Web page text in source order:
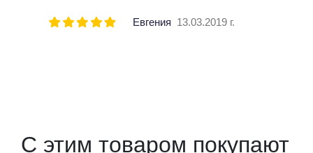
Евгения 13.03.2019 г.